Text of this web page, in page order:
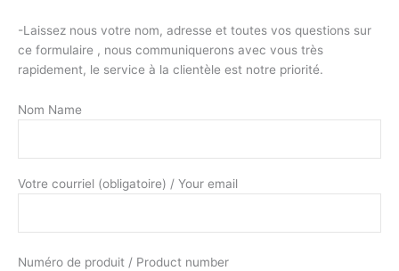
-Laissez nous votre nom, adresse et toutes vos questions sur
ce formulaire , nous communiquerons avec vous très
rapidement, le service à la clientèle est notre priorité.
Nom Name
Votre courriel (obligatoire) / Your email
Numéro de produit / Product number